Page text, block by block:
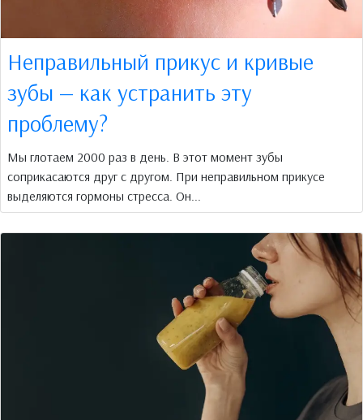
Неправильный прикус и кривые
зубы — как устранить эту
проблему?
Мы глотаем 2000 раз в день. В этот момент зубы
соприкасаются друг с другом. При неправильном прикусе
выделяются гормоны стресса. Он...